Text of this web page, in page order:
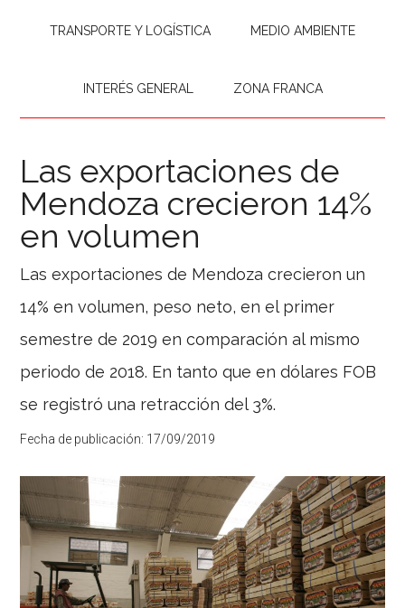
TRANSPORTE Y LOGÍSTICA MEDIO AMBIENTE
INTERÉS GENERAL ZONA FRANCA
Las exportaciones de
Mendoza crecieron 14%
en volumen
Las exportaciones de Mendoza crecieron un
14% en volumen, peso neto, en el primer
semestre de 2019 en comparación al mismo
periodo de 2018. En tanto que en dólares FOB
se registró una retracción del 3%.
Fecha de publicación: 17/09/2019